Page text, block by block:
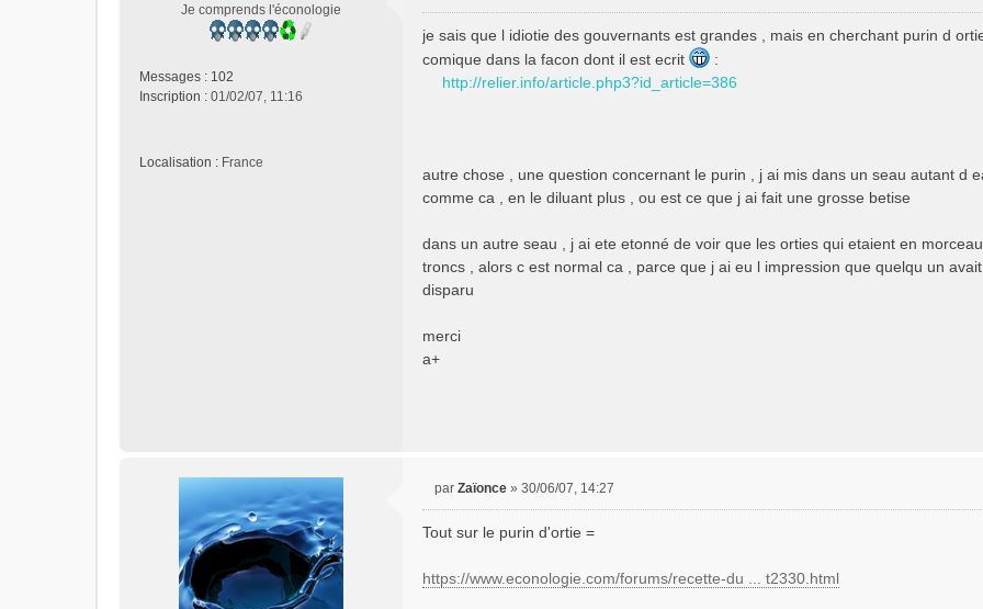
Je comprends l'éconologie
Messages : 102
Inscription : 01/02/07, 11:16
Localisation : France
s
s
n
l
je sais que l idiotie des gouvernants est grandes , mais en cherchant purin d
comique dans la facon dont il est ecrit
:
http://relier.info/article.php3?id_article=386
autre chose , une question concernant le purin , j ai mis dans un seau autant d
comme ca , en le diluant plus , ou est ce que j ai fait une grosse betise
dans un autre seau , j ai ete etonné de voir que les orties qui etaient en
troncs , alors c est normal ca , parce que j ai eu l impression que quelqu un
disparu
merci
a+
s
a
par Zaïonce » 30/06/07, 14:27
Tout sur le purin d'ortie =
https://www.econologie.com/forums/recette-du ... t2330.html